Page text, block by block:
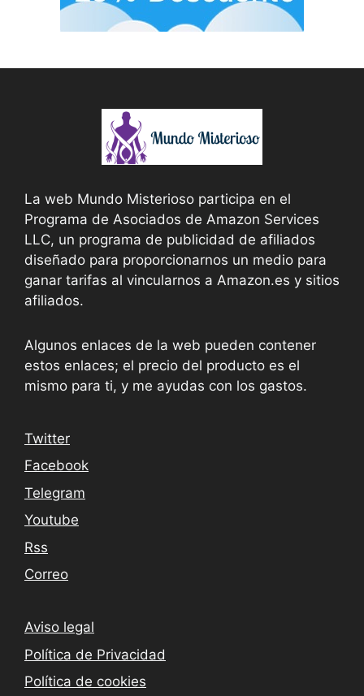
La web Mundo Misterioso participa en el
Programa de Asociados de Amazon Services
LLC, un programa de publicidad de afiliados
diseñado para proporcionarnos un medio para
ganar tarifas al vincularnos a Amazon.es y sitios
afiliados.
Algunos enlaces de la web pueden contener
estos enlaces; el precio del producto es el
mismo para ti, y me ayudas con los gastos.
Twitter
Facebook
Telegram
Youtube
Rss
Correo
Aviso legal
Política de Privacidad
Política de cookies